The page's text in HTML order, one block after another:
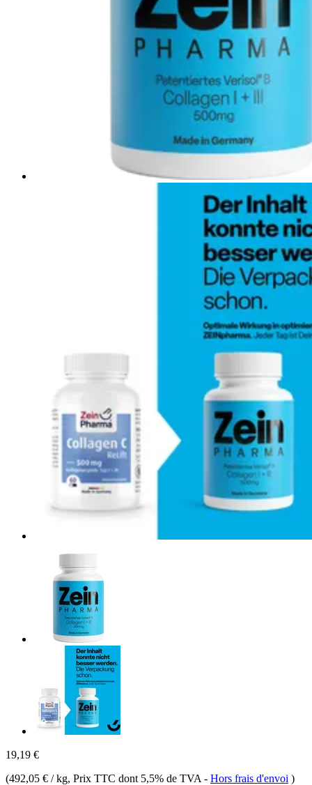
19,19 €
(492,05 € / kg, Prix TTC dont 5,5% de TVA - Hors frais d'envoi )